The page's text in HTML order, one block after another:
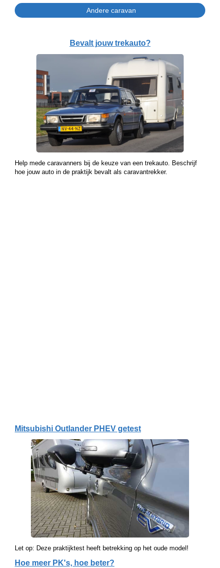
Bevalt jouw trekauto?
Help mede caravanners bij de keuze van een trekauto. Beschrijf
hoe jouw auto in de praktijk bevalt als caravantrekker.
Mitsubishi Outlander PHEV getest
Let op: Deze praktijktest heeft betrekking op het oude model!
Hoe meer PK's, hoe beter?